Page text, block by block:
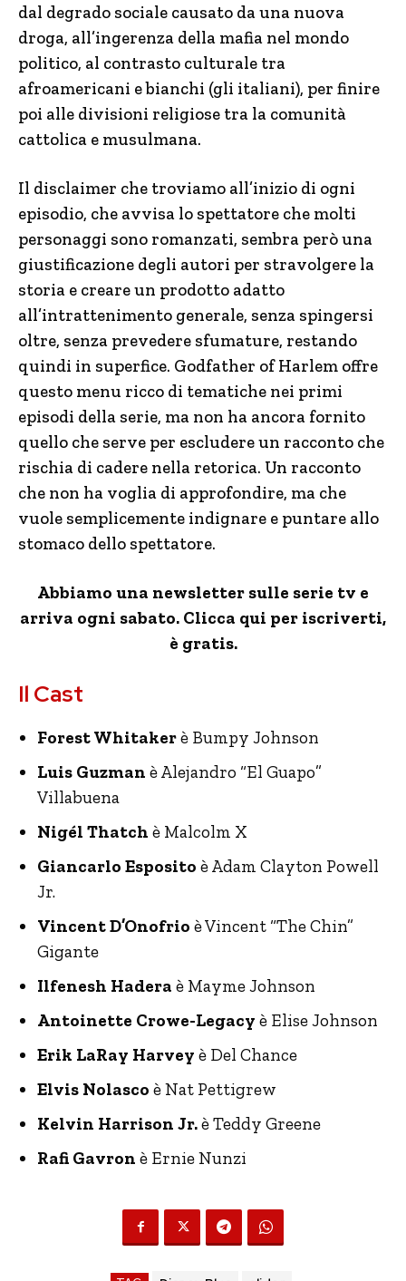
dal degrado sociale causato da una nuova
droga, all’ingerenza della mafia nel mondo
politico, al contrasto culturale tra
afroamericani e bianchi (gli italiani), per finire
poi alle divisioni religiose tra la comunità
cattolica e musulmana.
Il disclaimer che troviamo all’inizio di ogni
episodio, che avvisa lo spettatore che molti
personaggi sono romanzati, sembra però una
giustificazione degli autori per stravolgere la
storia e creare un prodotto adatto
all’intrattenimento generale, senza spingersi
oltre, senza prevedere sfumature, restando
quindi in superfice. Godfather of Harlem offre
questo menu ricco di tematiche nei primi
episodi della serie, ma non ha ancora fornito
quello che serve per escludere un racconto che
rischia di cadere nella retorica. Un racconto
che non ha voglia di approfondire, ma che
vuole semplicemente indignare e puntare allo
stomaco dello spettatore.
Abbiamo una newsletter sulle serie tv e
arriva ogni sabato. Clicca qui per iscriverti,
è gratis.
Il Cast
Forest Whitakerè Bumpy Johnson
Luis Guzman è Alejandro “El Guapo”
Villabuena
Nigél Thatch è Malcolm X
Giancarlo Esposito è Adam Clayton Powell
Jr.
Vincent D’Onofrio è Vincent “The Chin”
Gigante
Ilfenesh Hadera è Mayme Johnson
Antoinette Crowe-Legacy è Elise Johnson
Erik LaRay Harvey è Del Chance
Elvis Nolasco è Nat Pettigrew
Kelvin Harrison Jr.è Teddy Greene
Rafi Gavron è Ernie Nunzi